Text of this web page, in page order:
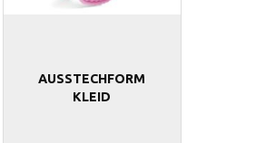
AUSSTECHFORM
KLEID